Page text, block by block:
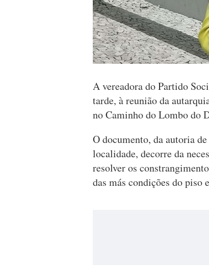
A vereadora do Partido
tarde, à reunião da
no Caminho do Lombo do
O documento, da autoria
localidade, decorre da
resolver os
das más condições do piso